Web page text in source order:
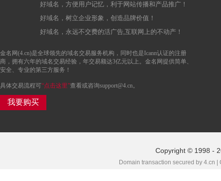
好域名，方便用户记忆，利于网站传播和产品推广！
好域名，树立企业形象，创造品牌价值！
好域名，永远不交费的活广告,互联网上的不动产！
金名网(4.cn)是全球领先的域名交易服务机构，同时也是Icann认证的注册
商，拥有六年的域名交易经验，年交易额达3亿元以上。金名网提供简单、
安全、专业的第三方服务！
具体交易流程可“点击这里”查看或咨询support@4.cn。
我要购买
Copyright © 1998 -
Domain transaction secured by 4.cn